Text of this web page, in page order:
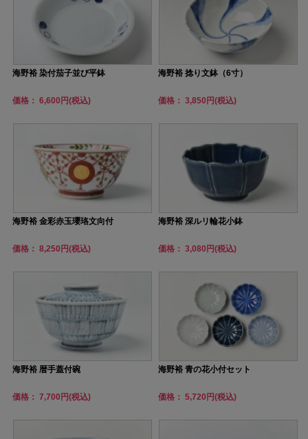
海野裕 染付茄子並び平鉢
価格： 6,600円(税込)
海野裕 捻り文鉢（6寸）
価格： 3,850円(税込)
海野裕 金彩赤玉瓔珞文向付
価格： 8,250円(税込)
海野裕 深ルリ輪花小鉢
価格： 3,080円(税込)
海野裕 暦手蓋付碗
価格： 7,700円(税込)
海野裕 青の花小付セット
価格： 5,720円(税込)